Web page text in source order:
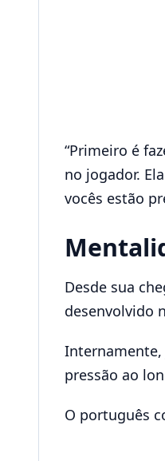
“Primeiro é
no jogador.
vocês estão
Desde sua
desenvolvido
pressão ao
O português